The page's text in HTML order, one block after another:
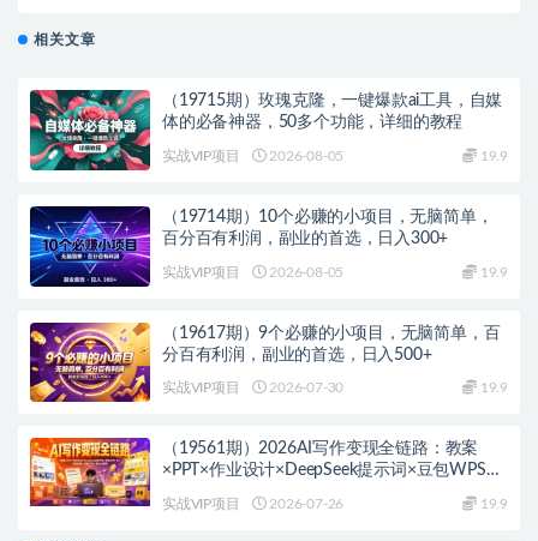
相关文章
（19715期）玫瑰克隆，一键爆款ai工具，自媒
体的必备神器，50多个功能，详细的教程
实战VIP项目 2026-08-05 19.9
（19714期）10个必赚的小项目，无脑简单，
百分百有利润，副业的首选，日入300+
实战VIP项目 2026-08-05 19.9
（19617期）9个必赚的小项目，无脑简单，百
分百有利润，副业的首选，日入500+
实战VIP项目 2026-07-30 19.9
（19561期）2026AI写作变现全链路：教案
×PPT×作业设计×DeepSeek提示词×豆包WPS
实战VIP项目 2026-07-26 19.9